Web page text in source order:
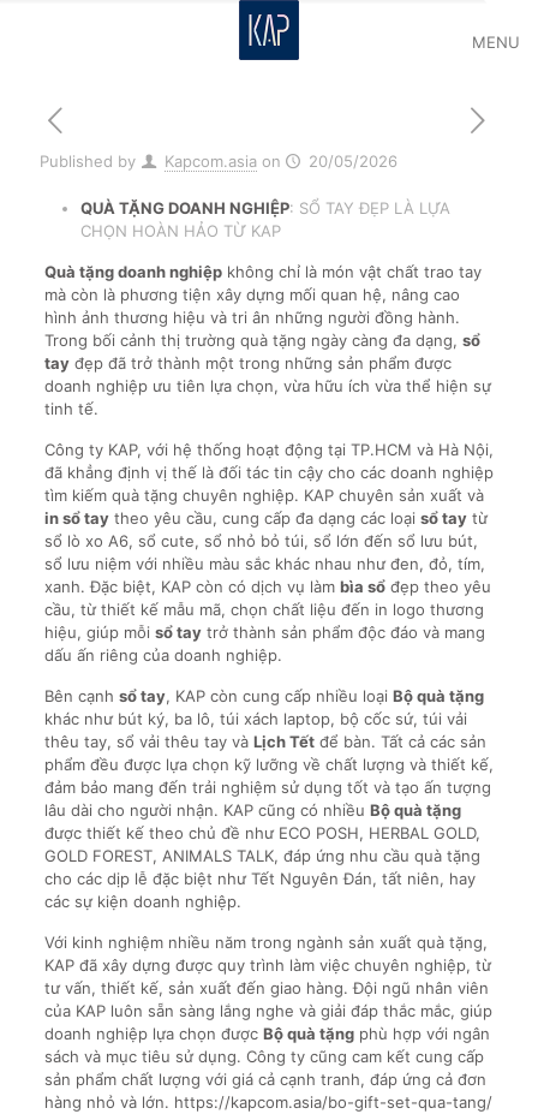
MENU
Published by Kapcom.asia on 20/05/2026
QUÀ TẶNG DOANH NGHIỆP: SỔ TAY ĐẸP LÀ LỰA
CHỌN HOÀN HẢO TỪ KAP
Quà tặng doanh nghiệpkhông chỉ là món vật chất trao tay
mà còn là phương tiện xây dựng mối quan hệ, nâng cao
hình ảnh thương hiệu và tri ân những người đồng hành.
Trong bối cảnh thị trường quà tặng ngày càng đa dạng, sổ
tayđẹp đã trở thành một trong những sản phẩm được
doanh nghiệp ưu tiên lựa chọn, vừa hữu ích vừa thể hiện sự
tinh tế.
Công ty KAP, với hệ thống hoạt động tại TP.HCM và Hà Nội,
đã khẳng định vị thế là đối tác tin cậy cho các doanh nghiệp
tìm kiếm quà tặng chuyên nghiệp. KAP chuyên sản xuất và
in sổ taytheo yêu cầu, cung cấp đa dạng các loại sổ taytừ
sổ lò xo A6, sổ cute, sổ nhỏ bỏ túi, sổ lớn đến sổ lưu bút,
sổ lưu niệm với nhiều màu sắc khác nhau như đen, đỏ, tím,
xanh. Đặc biệt, KAP còn có dịch vụ làm bìa sổđẹp theo yêu
cầu, từ thiết kế mẫu mã, chọn chất liệu đến in logo thương
hiệu, giúp mỗi sổ taytrở thành sản phẩm độc đáo và mang
dấu ấn riêng của doanh nghiệp.
Bên cạnh sổ tay, KAP còn cung cấp nhiều loại Bộ quà tặng
khác như bút ký, ba lô, túi xách laptop, bộ cốc sứ, túi vải
thêu tay, sổ vải thêu tay và Lịch Tếtđể bàn. Tất cả các sản
phẩm đều được lựa chọn kỹ lưỡng về chất lượng và thiết kế,
đảm bảo mang đến trải nghiệm sử dụng tốt và tạo ấn tượng
lâu dài cho người nhận. KAP cũng có nhiều Bộ quà tặng
được thiết kế theo chủ đề như ECO POSH, HERBAL GOLD,
GOLD FOREST, ANIMALS TALK, đáp ứng nhu cầu quà tặng
cho các dịp lễ đặc biệt như Tết Nguyên Đán, tất niên, hay
các sự kiện doanh nghiệp.
Với kinh nghiệm nhiều năm trong ngành sản xuất quà tặng,
KAP đã xây dựng được quy trình làm việc chuyên nghiệp, từ
tư vấn, thiết kế, sản xuất đến giao hàng. Đội ngũ nhân viên
của KAP luôn sẵn sàng lắng nghe và giải đáp thắc mắc, giúp
doanh nghiệp lựa chọn được Bộ quà tặngphù hợp với ngân
sách và mục tiêu sử dụng. Công ty cũng cam kết cung cấp
sản phẩm chất lượng với giá cả cạnh tranh, đáp ứng cả đơn
hàng nhỏ và lớn. https://kapcom.asia/bo-gift-set-qua-tang/